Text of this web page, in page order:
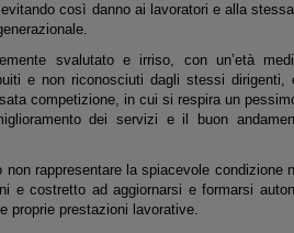
così danno ai lavoratori e alla
svalutato e irriso, con un’età
e non riconosciuti dagli stessi
competizione, in cui si respira un
dei servizi e il buon
non rappresentare la spiacevole
e costretto ad aggiornarsi e formarsi
proprie prestazioni lavorative.